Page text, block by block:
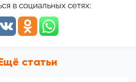
в социальных сетях:
Ещё статьи